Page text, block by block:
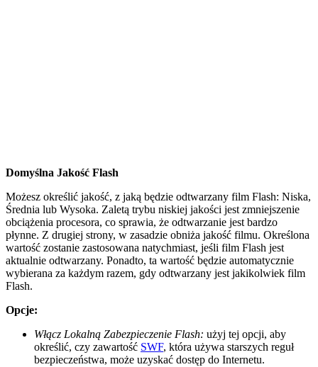
Domyślna Jakość Flash
Możesz określić jakość, z jaką będzie odtwarzany film Flash: Niska,
Średnia lub Wysoka. Zaletą trybu niskiej jakości jest zmniejszenie
obciążenia procesora, co sprawia, że odtwarzanie jest bardzo
płynne. Z drugiej strony, w zasadzie obniża jakość filmu. Określona
wartość zostanie zastosowana natychmiast, jeśli film Flash jest
aktualnie odtwarzany. Ponadto, ta wartość będzie automatycznie
wybierana za każdym razem, gdy odtwarzany jest jakikolwiek film
Flash.
Opcje:
Włącz Lokalną Zabezpieczenie Flash: użyj tej opcji, aby
określić, czy zawartość SWF, która używa starszych reguł
bezpieczeństwa, może uzyskać dostęp do Internetu.